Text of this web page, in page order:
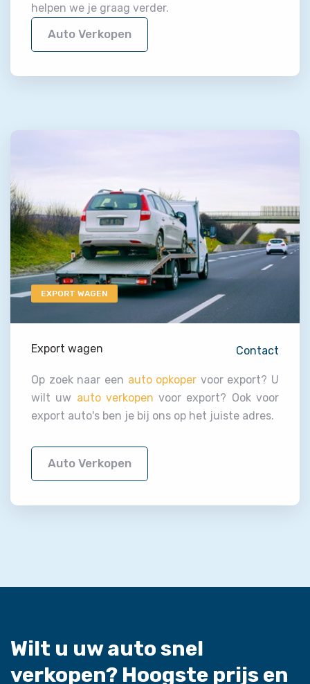
helpen we je graag verder.
Auto Verkopen
EXPORT WAGEN
Export wagen Contact
Op zoek naar een auto opkoper voor export? U
wilt uw auto verkopen voor export? Ook voor
export auto's ben je bij ons op het juiste adres.
Auto Verkopen
Wilt u uw auto snel
verkopen? Hoogste prijs en